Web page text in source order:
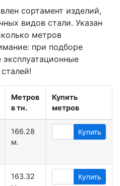
сортамент изделий,
видов стали. Указан
метров
при подборе
эксплуатационные
Метров
в тн.
Купить
метров
166.28
м.
Купить
163.32
Купить